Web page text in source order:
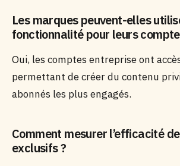
Les marques peuvent-elles
fonctionnalité pour leurs
Oui, les comptes entreprise ont
permettant de créer du contenu
abonnés les plus engagés.
Comment mesurer l’efficacité
exclusifs ?